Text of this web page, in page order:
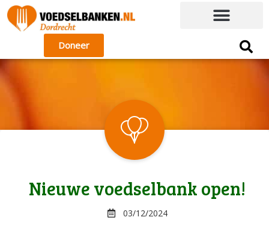
Doneer
Nieuwe voedselbank open!
03/12/2024